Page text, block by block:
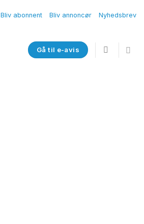
Bliv abonnent Bliv annoncør Nyhedsbrev
Gå til e-avis